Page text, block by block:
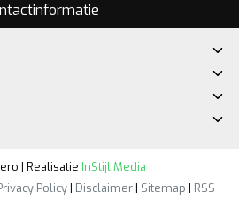
| Realisatie InStijl Media
Policy| Disclaimer| Sitemap | RSS